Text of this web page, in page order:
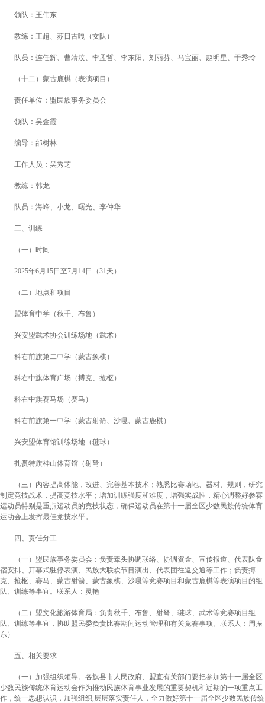
领队：王伟东
教练：王超、苏日古嘎（女队）
队 员：连任辉、曹靖汶、李孟哲、李东阳、刘丽芬、马宝丽、赵明星、于秀玲
（十二）蒙古鹿棋（表演项目）
责任单位：盟民族事务委员会
领队：吴金霞
编导：邰树林
工作人员：吴秀芝
教练：韩龙
队 员：海峰、小龙、曙光、李仲华
三、训练
（一）时间
2025年6月15日至7月14日（31天）
（二）地点和项目
盟体育中学（秋千、布鲁）
兴安盟武术协会训练场地 （武术）
科右前旗第二中学 （蒙古象棋）
科右中旗体育广场 （搏克、抢枢）
科右中旗赛马场（赛马）
科右前旗第一中学 （蒙古射箭、沙嘎、蒙古鹿棋）
兴安盟体育馆训练场地 （毽球）
扎赉特旗神山体育馆 （ 射弩 ）
（三 ） 内容提高体能，改进、完善基本技术；熟悉比赛场地、器材、规则，研究
制定竞技战术，提高竞技水平；增加训练强度和难度，增强实战性，精心调整好参赛
运动员特别是重点运动员的竞技状态，确保运动员在第十一届全区少数民族传统体育
运动会上发挥最佳竞技水平。
四、责任分工
（一）盟民族事务委员会：负责牵头协调联络、协调资金、宣传报道、代表队食
宿安排、开幕式驻停表演、民族大联欢节目演出、代表团往返交通等工作；负责搏
克、抢枢、赛马、蒙古射箭、蒙古象棋、沙嘎等竞赛项目和蒙古鹿棋等表演项目的组
队、训练等事宜。联系人：灵艳
（二）盟文化旅游体育局：负责秋千、布鲁、射弩、毽球、武术等竞赛项目组
队、训练等事宜，协助盟民委负责比赛期间运动管理和有关竞赛事项。联系人：周振
东）
五、相关要求
（一）加强组织领导。 各旗县市人民政府、盟直有关部门要把参加第十一届全区
少数民族传统体育运动会作为推动民族体育事业发展的重要契机和近期的一项重点工
作，统一思想认识，加强组织,层层落实责任人，全力做好第十一届全区少数民族传统